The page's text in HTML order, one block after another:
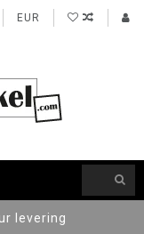
EUR
levering